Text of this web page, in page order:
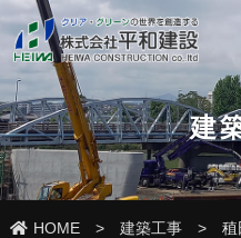
建
HOME 建築工事